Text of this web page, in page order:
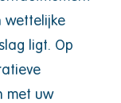
wettelijke
ligt. Op
met uw